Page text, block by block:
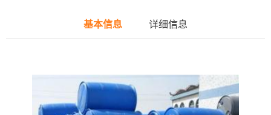
基本信息 详细信息